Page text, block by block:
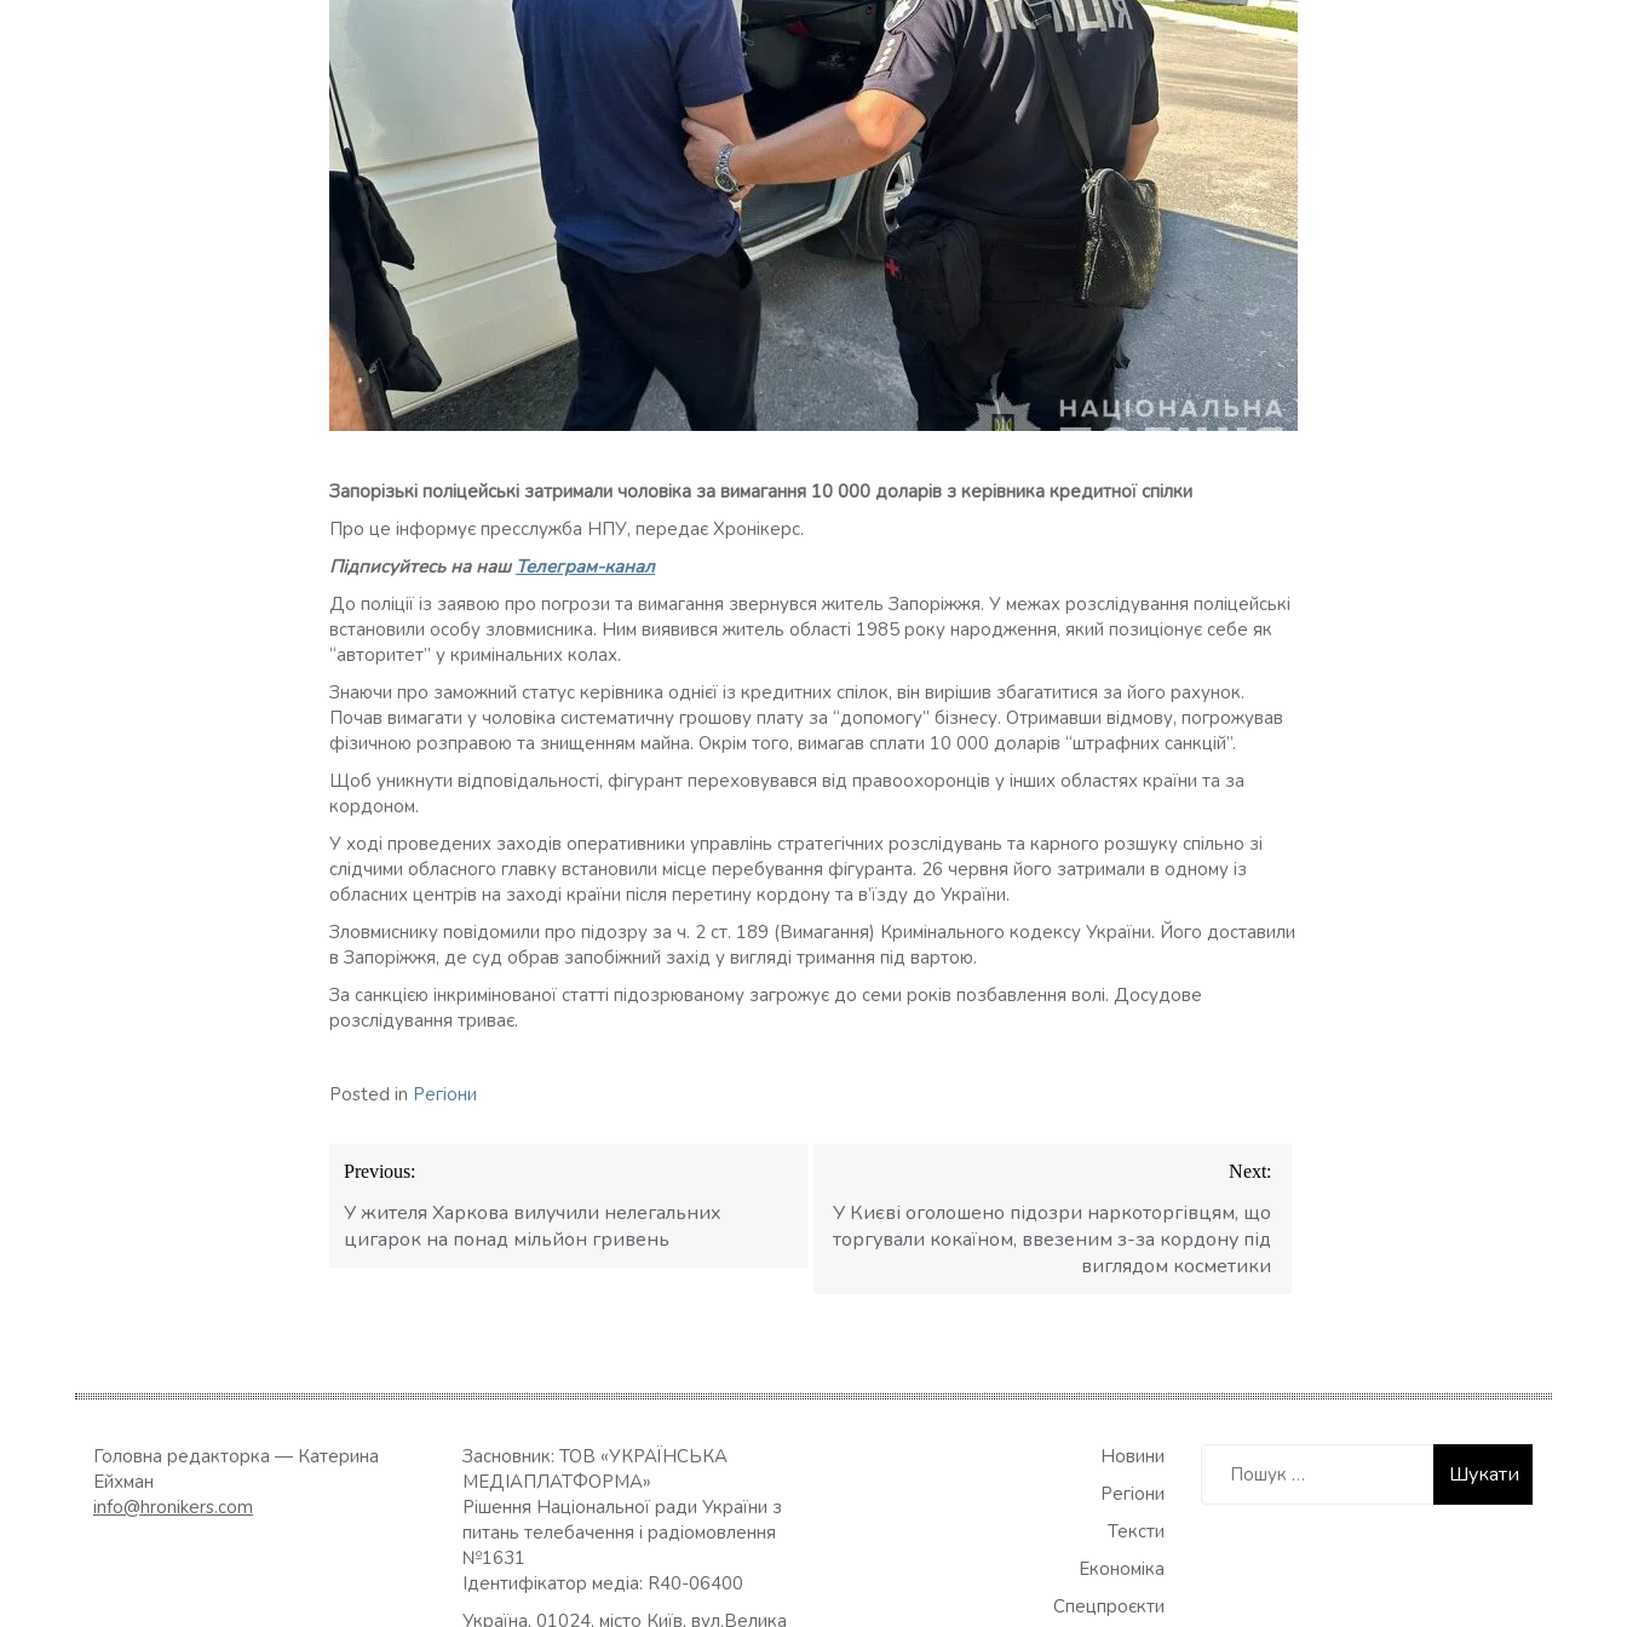
Запорізькі поліцейські затримали чоловіка за вимагання 10 000 доларів з керівника кредитної спілки
Про це інформує пресслужба НПУ, передає Хронікерс.
Підписуйтесь на наш Телеграм-канал
До поліції із заявою про погрози та вимагання звернувся житель Запоріжжя. У межах розслідування поліцейські
встановили особу зловмисника. Ним виявився житель області 1985 року народження, який позиціонує себе як
“авторитет” у кримінальних колах.
Знаючи про заможний статус керівника однієї із кредитних спілок, він вирішив збагатитися за його рахунок.
Почав вимагати у чоловіка систематичну грошову плату за “допомогу” бізнесу. Отримавши відмову, погрожував
фізичною розправою та знищенням майна. Окрім того, вимагав сплати 10 000 доларів “штрафних санкцій”.
Щоб уникнути відповідальності, фігурант переховувався від правоохоронців у інших областях країни та за
кордоном.
У ході проведених заходів оперативники управлінь стратегічних розслідувань та карного розшуку спільно зі
слідчими обласного главку встановили місце перебування фігуранта. 26 червня його затримали в одному із
обласних центрів на заході країни після перетину кордону та в’їзду до України.
Зловмиснику повідомили про підозру за ч. 2 ст. 189 (Вимагання) Кримінального кодексу України. Його доставили
в Запоріжжя, де суд обрав запобіжний захід у вигляді тримання під вартою.
За санкцією інкримінованої статті підозрюваному загрожує до семи років позбавлення волі. Досудове
розслідування триває.
Posted in Регіони
Навігація
записів
Previous:
У жителя Харкова вилучили нелегальних
цигарок на понад мільйон гривень
Next:
У Києві оголошено підозри наркоторгівцям, що
торгували кокаїном, ввезеним з-за кордону під
виглядом косметики
Головна редакторка — Катерина
Ейхман
info@hronikers.com
Засновник: ТОВ «УКРАЇНСЬКА
МЕДІАПЛАТФОРМА»
Рішення Національної ради України з
питань телебачення і радіомовлення
№1631
Ідентифікатор медіа: R40-06400
Україна, 01024, місто Київ, вул.Велика
Новини
Регіони
Тексти
Економіка
Спецпроєкти